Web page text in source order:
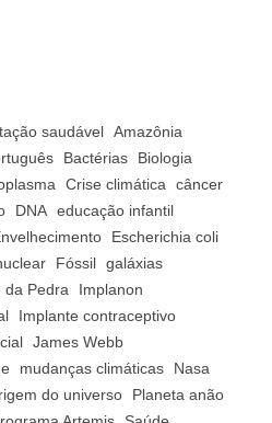
saudável Amazônia
Bactérias
Biologia
Crise climática
câncer
DNA educação infantil
Escherichia coli
Fóssil galáxias
da Pedra
Implanon
Implante contraceptivo
James Webb
mudanças climáticas
Nasa
do universo
Planeta anão